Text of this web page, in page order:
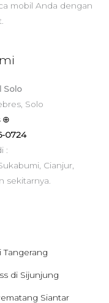
mobil Anda dengan
Solo
Solo
⊕
0724
:
Cianjur,
sekitarnya.
Tangerang
di Sijunjung
Siantar